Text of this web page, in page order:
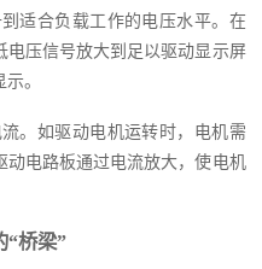
适合负载工作的电压水平。在
电压信号放大到足以驱动显示屏
。
。如驱动电机运转时，电机需
动电路板通过电流放大，使电机
“桥梁”